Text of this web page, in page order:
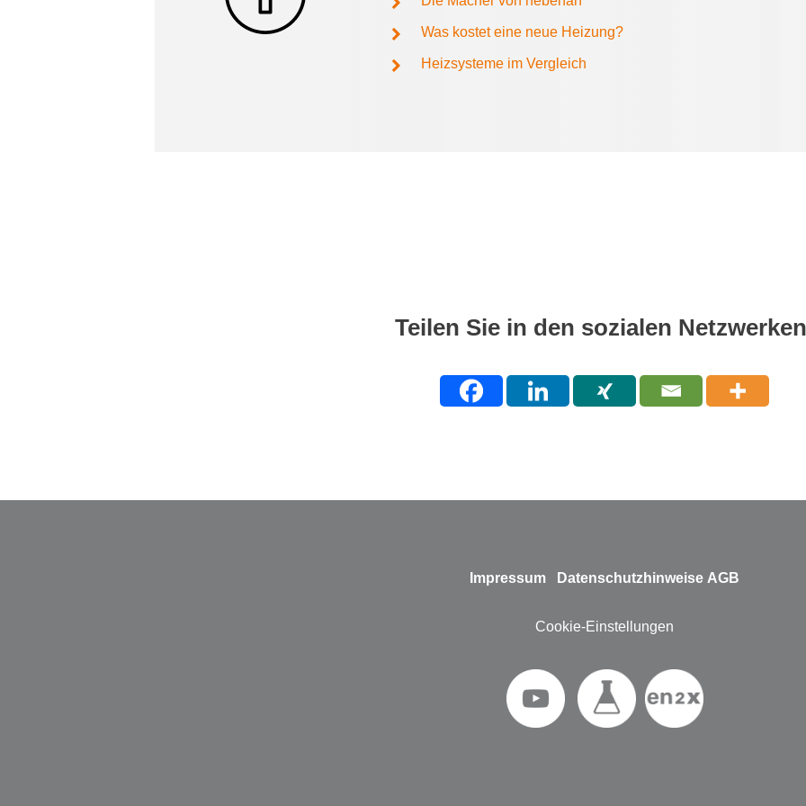
Was kostet eine neue Heizung?
Heizsysteme im Vergleich
Teilen Sie in den sozialen
Impressum Datenschutzhinweise AGB
Cookie-Einstellungen